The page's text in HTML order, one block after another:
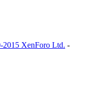
2015 XenForo Ltd. -